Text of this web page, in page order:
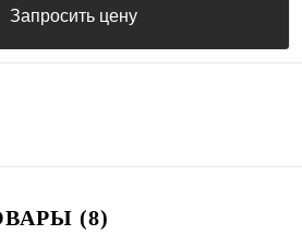
Запросить цену
(8)